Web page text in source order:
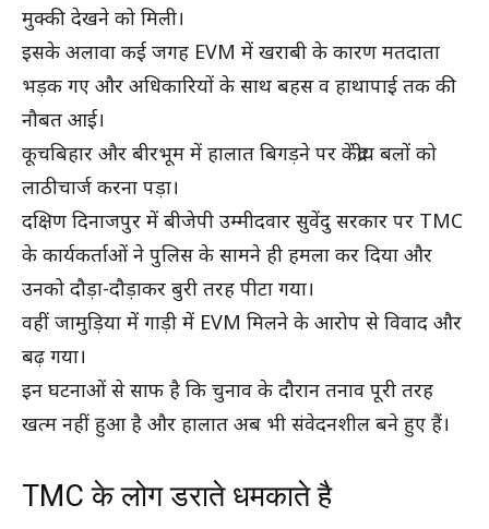
मुक्की देखने को मिली।
इसके अलावा कई जगह EVM में खराबी के कारण मतदाता
भड़क गए और अधिकारियों के साथ बहस व हाथापाई तक की
नौबत आई।
कूचबिहार और बीरभूम में हालात बिगड़ने पर केंद्रीय बलों को
लाठीचार्ज करना पड़ा।
दक्षिण दिनाजपुर में बीजेपी उम्मीदवार सुवेंदु सरकार पर TMC
के कार्यकर्ताओं ने पुलिस के सामने ही हमला कर दिया और
उनको दौड़ा-दौड़ाकर बुरी तरह पीटा गया।
वहीं जामुड़िया में गाड़ी में EVM मिलने के आरोप से विवाद और
बढ़ गया।
इन घटनाओं से साफ है कि चुनाव के दौरान तनाव पूरी तरह
खत्म नहीं हुआ है और हालात अब भी संवेदनशील बने हुए हैं।
TMC के लोग डराते धमकाते है